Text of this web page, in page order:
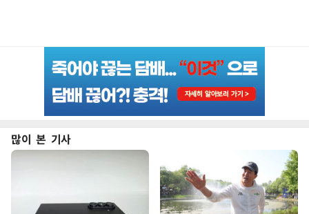
많이 본 기사